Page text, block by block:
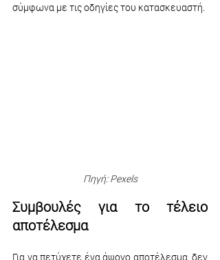
σύμφωνα με τις οδηγίες του κατασκευαστή.
Πηγή: Pexels
Συμβουλές για το τέλειο
αποτέλεσμα
Για να πετύχετε ένα άψογο αποτέλεσμα, δεν